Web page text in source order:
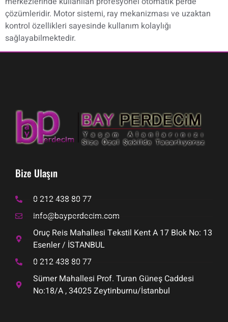
çözümleridir. Motor sistemi, ray mekanizması ve uzaktan
kontrol özellikleri sayesinde kullanım kolaylığı
sağlayabilmektedir.
Bize Ulaşın
0 212 438 80 77
info@bayperdecim.com
Oruç Reis Mahallesi Tekstil Kent A 17 Blok No: 13
Esenler / İSTANBUL
0 212 438 80 77
Sümer Mahallesi Prof. Turan Güneş Caddesi
No:18/A , 34025 Zeytinburnu/İstanbul